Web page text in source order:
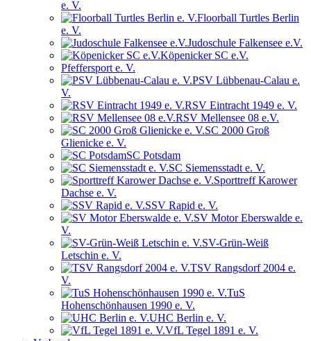
e. V.
Floorball Turtles Berlin
e. V.
Judoschule Falkensee e.V.
Köpenicker SC e.V.
Pfeffersport e. V.
PSV Lübbenau-Calau e.
V.
RSV Eintracht 1949 e. V.
RSV Mellensee 08 e.V.
SC 2000 Groß
Glienicke e. V.
SC Potsdam
SC Siemensstadt e. V.
Sporttreff Karower
Dachse e. V.
SSV Rapid e. V.
SV Motor Eberswalde e.
V.
SV-Grün-Weiß
Letschin e. V.
TSV Rangsdorf 2004 e.
V.
TuS
Hohenschönhausen 1990 e. V.
UHC Berlin e. V.
VfL Tegel 1891 e. V.